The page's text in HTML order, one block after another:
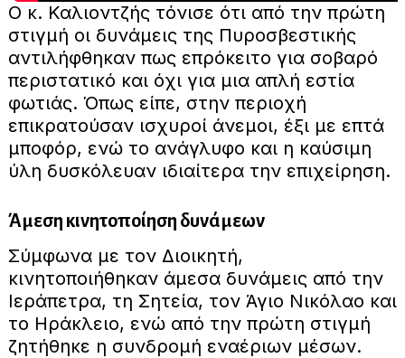
Ο κ. Καλιοντζής τόνισε ότι από την πρώτη
στιγμή οι δυνάμεις της Πυροσβεστικής
αντιλήφθηκαν πως επρόκειτο για σοβαρό
περιστατικό και όχι για μια απλή εστία
φωτιάς. Όπως είπε, στην περιοχή
επικρατούσαν ισχυροί άνεμοι, έξι με επτά
μποφόρ, ενώ το ανάγλυφο και η καύσιμη
ύλη δυσκόλευαν ιδιαίτερα την επιχείρηση.
Άμεση κινητοποίηση δυνάμεων
Σύμφωνα με τον Διοικητή,
κινητοποιήθηκαν άμεσα δυνάμεις από την
Ιεράπετρα, τη Σητεία, τον Άγιο Νικόλαο και
το Ηράκλειο, ενώ από την πρώτη στιγμή
ζητήθηκε η συνδρομή εναέριων μέσων.